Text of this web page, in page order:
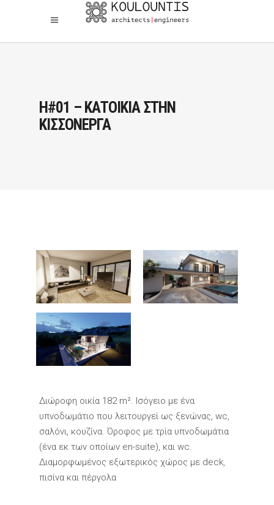
H#01 – ΚΑΤΟΙΚΙΑ ΣΤΗΝ
ΚΙΣΣΟΝΕΡΓΑ
Διώροφη οικία 182 m². Ισόγειο με ένα
υπνοδωμάτιο που λειτουργεί ως ξενώνας, wc,
σαλόνι, κουζίνα. Όροφος με τρία υπνοδωμάτια
(ένα εκ των οποίων en-suite), και wc.
Διαμορφωμένος εξωτερικός χώρος με deck,
πισίνα και πέργολα